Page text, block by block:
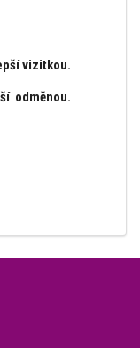
vizitkou.
odměnou.